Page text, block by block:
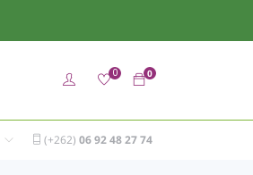
0
0
(+262) 06 9248 27 74